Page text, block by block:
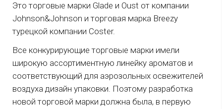
Это торговые марки Glade и Oust от компании
Johnson&Johnson и торговая марка Breezy
турецкой компании Coster.
Все конкурирующие торговые марки имели
широкую ассортиментную линейку ароматов и
соответствующий для аэрозольных освежителей
воздуха дизайн упаковки. Поэтому разработка
новой торговой марки должна была, в первую